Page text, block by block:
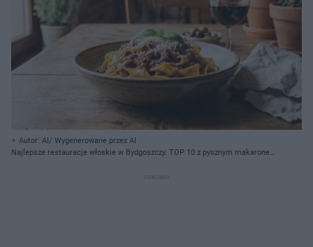
Autor: AI/ Wygenerowane przez AI
Najlepsze restauracje włoskie w Bydgoszczy. TOP 10 z pysznym makaronem